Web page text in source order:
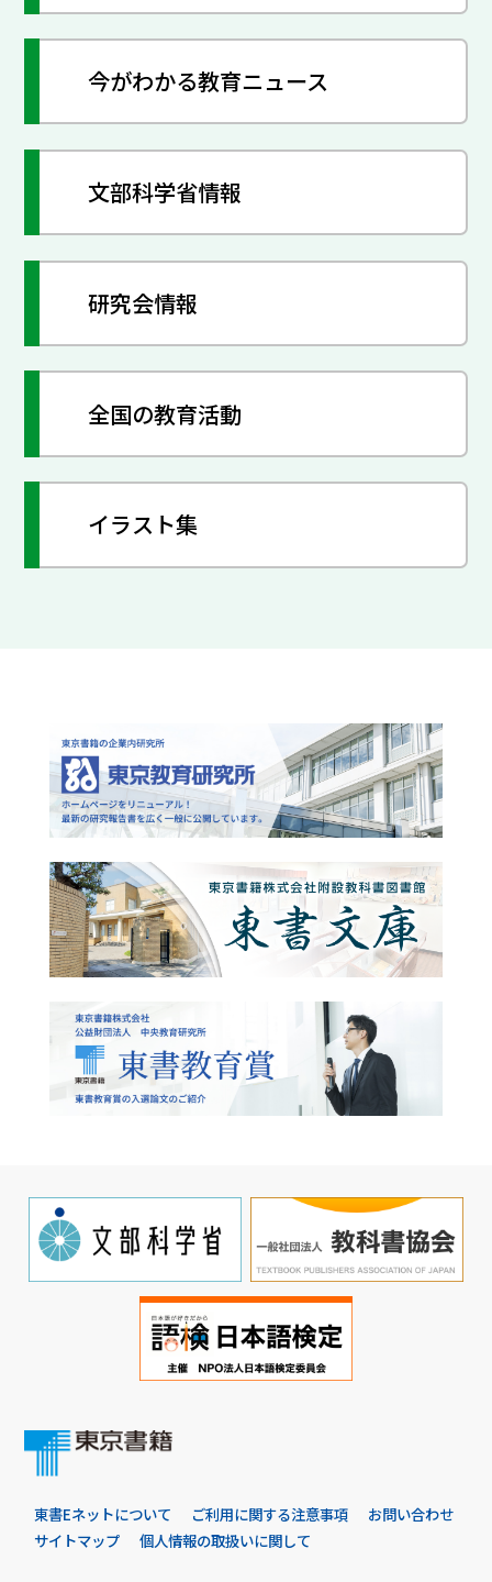
今がわかる教育ニュース
文部科学省情報
研究会情報
全国の教育活動
イラスト集
東書Eネットについて ご利用に関する注意事項
お問い合わせ
サイトマップ
個人情報の取扱いに関して